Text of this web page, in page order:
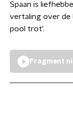
Spaan is
vertaling over de
pool trot'.
Fragment